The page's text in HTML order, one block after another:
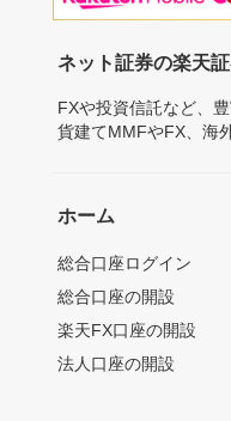
ネット証券の楽天
FXや投資信託など、
貨建てMMFやFX、海
ホーム
総合口座ログイン
総合口座の開設
楽天FX口座の開設
法人口座の開設